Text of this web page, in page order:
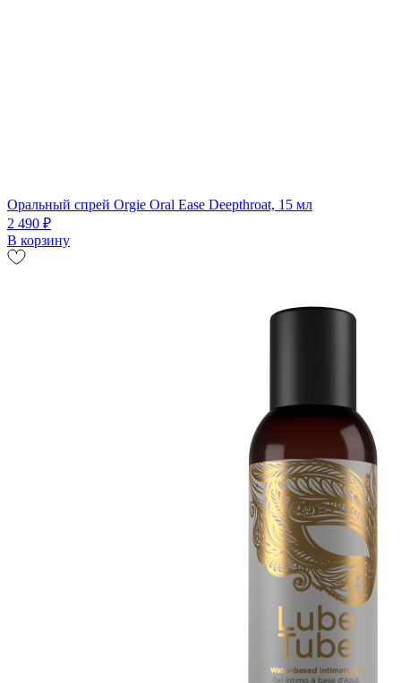
Оральный спрей Orgie Oral Ease Deepthroat, 15 мл
2 490 ₽
В корзину